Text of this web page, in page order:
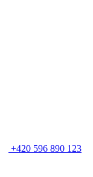
+420 596 890 123